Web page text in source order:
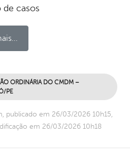
de casos
ORDINÁRIA DO CMDM –
PE
publicado em 26/03/2026 10h15,
em 26/03/2026 10h18